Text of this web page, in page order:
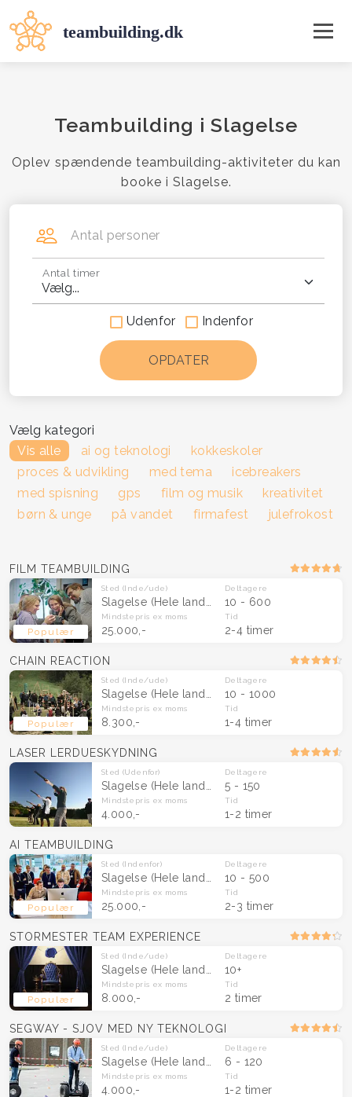
Teambuilding i Slagelse
Oplev spændende teambuilding-aktiviteter du kan
booke i Slagelse.
Antal personer
Antal timer
Udenfor Indenfor
Vælg kategori
Vis alle
ai og teknologi
kokkeskoler
proces & udvikling
med tema
icebreakers
med spisning
gps film og musik
kreativitet
børn & unge
på vandet firmafest julefrokost
Populær
FILM TEAMBUILDING
Sted (Inde/ude)
Slagelse (Hele landet)
Deltagere
10 - 600
Mindstepris ex moms
25.000,-
Tid
2-4 timer
Populær
CHAIN REACTION
Sted (Inde/ude)
Slagelse (Hele landet)
Deltagere
10 - 1000
Mindstepris ex moms
8.300,-
Tid
1-4 timer
LASER LERDUESKYDNING
Sted (Udenfor)
Slagelse (Hele landet)
Deltagere
5 - 150
Mindstepris ex moms
4.000,-
Tid
1-2 timer
Populær
AI TEAMBUILDING
Sted (Indenfor)
Slagelse (Hele landet)
Deltagere
10 - 500
Mindstepris ex moms
25.000,-
Tid
2-3 timer
Populær
STORMESTER TEAM EXPERIENCE
Sted (Inde/ude)
Slagelse (Hele landet)
Deltagere
10+
Mindstepris ex moms
8.000,-
Tid
2 timer
SEGWAY - SJOV MED NY TEKNOLOGI
Sted (Inde/ude)
Slagelse (Hele landet)
Deltagere
6 - 120
Mindstepris ex moms
4.000,-
Tid
1-2 timer